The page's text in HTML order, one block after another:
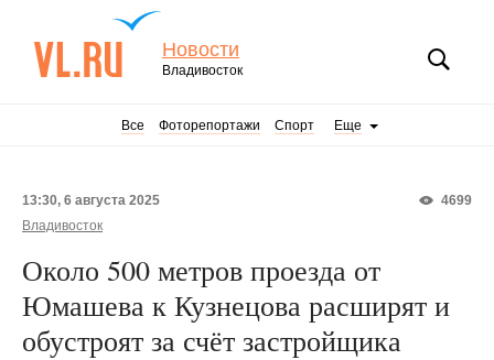
Новости
Владивосток
Все Фоторепортажи Спорт Еще
4699
13:30, 6 августа 2025
Владивосток
Около 500 метров проезда от
Юмашева к Кузнецова расширят и
обустроят за счёт застройщика